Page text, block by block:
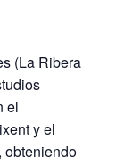
(La Ribera
el
y el
obteniendo